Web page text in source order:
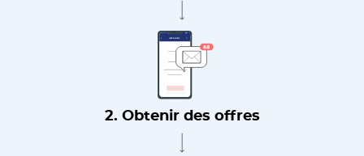
2. Obtenir des offres